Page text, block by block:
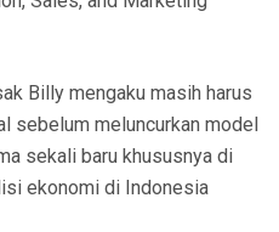
Billy mengaku masih harus
sebelum meluncurkan model
sekali baru khususnya di
ekonomi di Indonesia